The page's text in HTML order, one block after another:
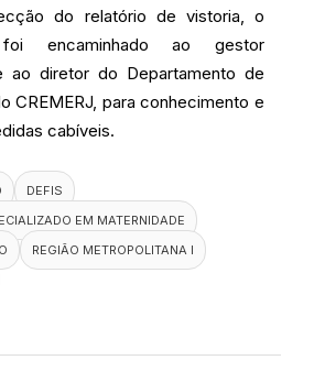
do relatório de vistoria, o
foi encaminhado ao gestor
ao diretor do Departamento de
CREMERJ, para conhecimento e
cabíveis.
DEFIS
EM MATERNIDADE
REGIÃO METROPOLITANA I